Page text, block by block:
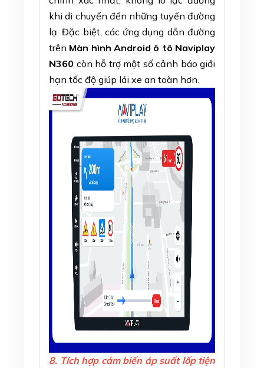
khi di chuyển đến những tuyến đường
lạ. Đặc biệt, các ứng dụng dẫn đường
trên Màn hình Android ô tô Naviplay
N360 còn hỗ trợ một số cảnh báo giới
hạn tốc độ giúp lái xe an toàn hơn.
8. Tích hợp cảm biến áp suất lốp tiện